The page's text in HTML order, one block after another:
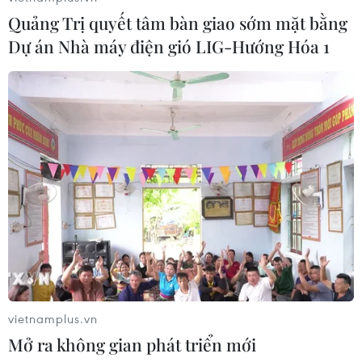
Tạo đột phá từ y tế cơ sở đến phát
triển nguồn nhân lực
02/08/2026 03:25
Báo động cận thị học đường khi
nhiều trẻ giảm thị lực từ rất sớm
01/08/2026 09:31
Thành phố Hồ Chí Minh phát triển
hệ thống y tế đa tầng, đồng bộ, thống
nhất
01/08/2026 09:14
Quảng Trị quyết tâm bàn giao sớm mặt bằng
Dự án Nhà máy điện gió LIG-Hướng Hóa 1
vietnamplus.vn
Mở ra không gian phát triển mới